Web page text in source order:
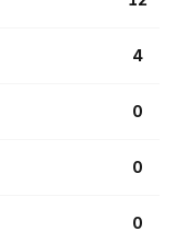
4
0
0
0